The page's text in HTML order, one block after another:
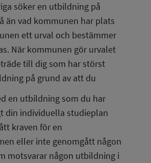
söker en utbildning på
än vad kommunen har plats
ett urval och bestämmer
När kommunen gör urvalet
till dig som har störst
på grund av att du
en utbildning som du har
din individuella studieplan
kraven för en
eller inte genomgått någon
motsvarar någon utbildning i